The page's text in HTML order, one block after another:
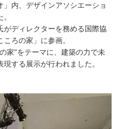
内、デザインアソシエーショ
ディレクターを務める国際協
ろの家」に参画。
家”をテーマに、建築の力で未
する展示が行われました。